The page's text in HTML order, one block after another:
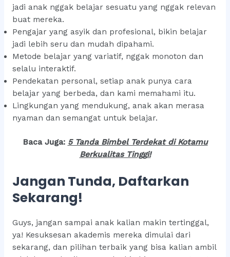
jadi anak nggak belajar sesuatu yang nggak relevan
buat mereka.
Pengajar yang asyik dan profesional, bikin belajar
jadi lebih seru dan mudah dipahami.
Metode belajar yang variatif, nggak monoton dan
selalu interaktif.
Pendekatan personal, setiap anak punya cara
belajar yang berbeda, dan kami memahami itu.
Lingkungan yang mendukung, anak akan merasa
nyaman dan semangat untuk belajar.
Baca Juga: 5 Tanda Bimbel Terdekat di Kotamu
Berkualitas Tinggi!
Jangan Tunda, Daftarkan
Sekarang!
Guys, jangan sampai anak kalian makin tertinggal,
ya! Kesuksesan akademis mereka dimulai dari
sekarang, dan pilihan terbaik yang bisa kalian ambil